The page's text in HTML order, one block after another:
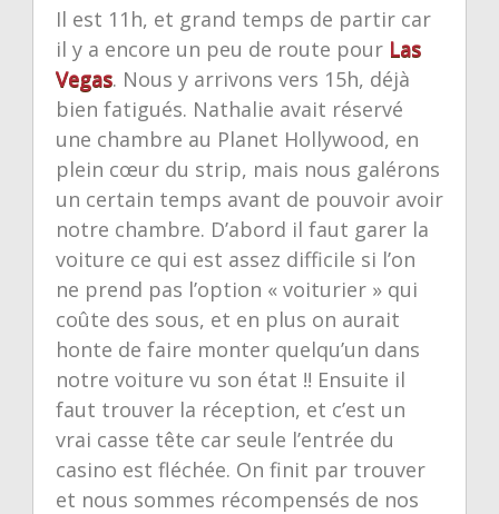
Il est 11h, et grand temps de partir car
il y a encore un peu de route pour Las
Vegas. Nous y arrivons vers 15h, déjà
bien fatigués. Nathalie avait réservé
une chambre au Planet Hollywood, en
plein cœur du strip, mais nous galérons
un certain temps avant de pouvoir avoir
notre chambre. D’abord il faut garer la
voiture ce qui est assez difficile si l’on
ne prend pas l’option « voiturier » qui
coûte des sous, et en plus on aurait
honte de faire monter quelqu’un dans
notre voiture vu son état !! Ensuite il
faut trouver la réception, et c’est un
vrai casse tête car seule l’entrée du
casino est fléchée. On finit par trouver
et nous sommes récompensés de nos